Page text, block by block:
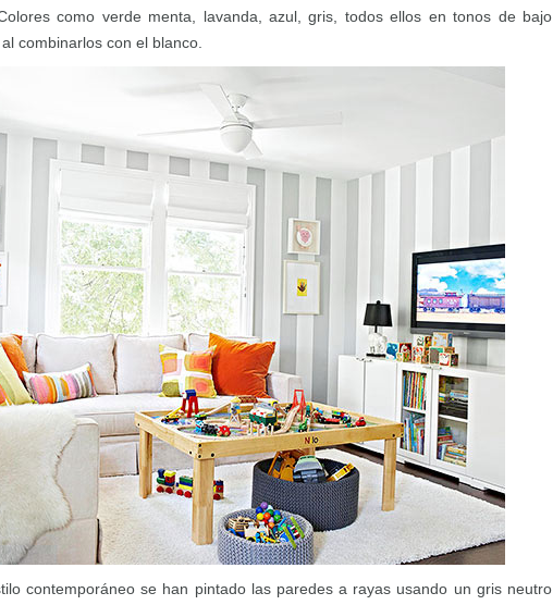
como verde menta, lavanda, azul, gris, todos ellos en tonos de bajo
combinarlos con el blanco.
contemporáneo se han pintado las paredes a rayas usando un gris neutro